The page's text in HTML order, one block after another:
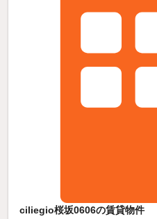
ciliegio桜坂0606の賃貸物件